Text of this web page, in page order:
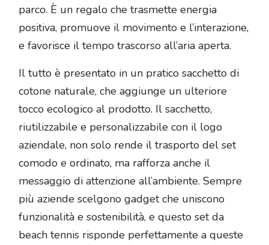
parco. È un regalo che trasmette energia
positiva, promuove il movimento e l’interazione,
e favorisce il tempo trascorso all’aria aperta.
Il tutto è presentato in un pratico sacchetto di
cotone naturale, che aggiunge un ulteriore
tocco ecologico al prodotto. Il sacchetto,
riutilizzabile e personalizzabile con il logo
aziendale, non solo rende il trasporto del set
comodo e ordinato, ma rafforza anche il
messaggio di attenzione all’ambiente. Sempre
più aziende scelgono gadget che uniscono
funzionalità e sostenibilità, e questo set da
beach tennis risponde perfettamente a queste